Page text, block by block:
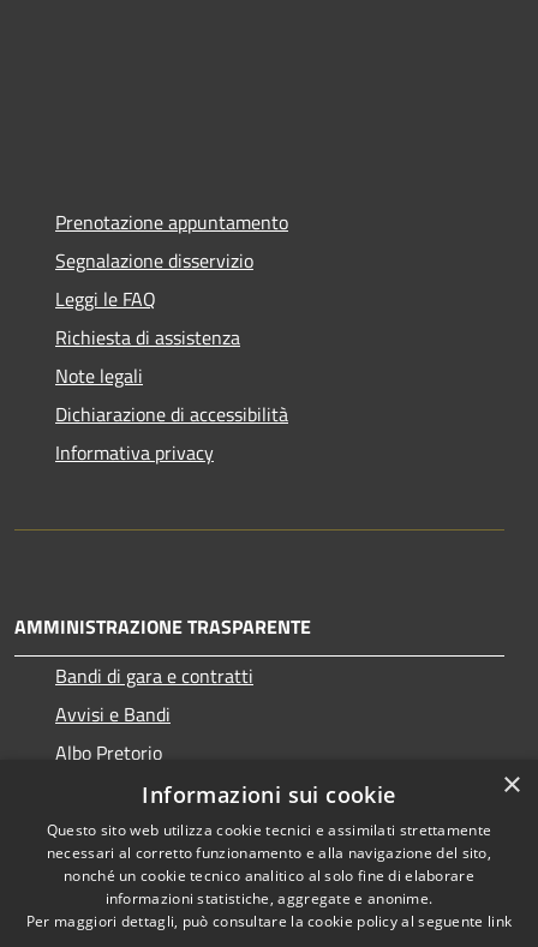
Prenotazione appuntamento
Segnalazione disservizio
Leggi le FAQ
Richiesta di assistenza
Note legali
Dichiarazione di accessibilità
Informativa privacy
AMMINISTRAZIONE TRASPARENTE
Bandi di gara e contratti
Avvisi e Bandi
Albo Pretorio
Accessibilità
Privacy
Copyright © 2026 • Comune di
Ragogna • Powered by
Municipium•Accesso
×
Informazioni sui cookie
Questo sito web utilizza cookie tecnici e assimilati strettamente
necessari al corretto funzionamento e alla navigazione del sito,
nonché un cookie tecnico analitico al solo fine di elaborare
informazioni statistiche, aggregate e anonime.
Per maggiori dettagli, può consultare la cookie policy al seguente link